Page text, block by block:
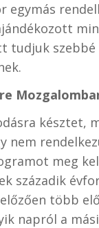
egymás
tudjuk
késztet,
nem
meg
századik
több
napról a